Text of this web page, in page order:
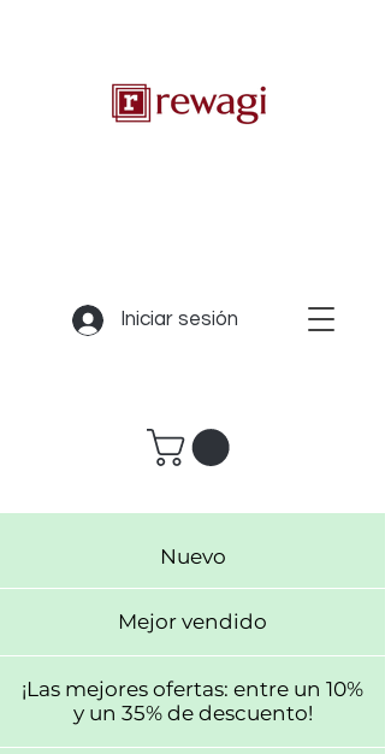
Nuevo
Mejor vendido
¡Las mejores ofertas: entre un 10%
y un 35% de descuento!
Iniciar sesión